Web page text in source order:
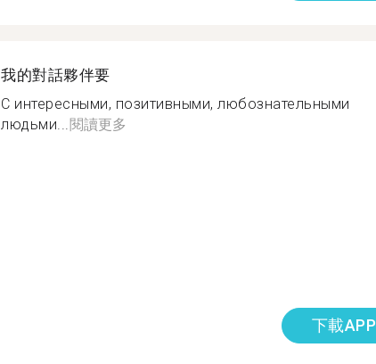
我的對話夥伴要
С интересными, позитивными, любознательными
людьми...閱讀更多
下載APP